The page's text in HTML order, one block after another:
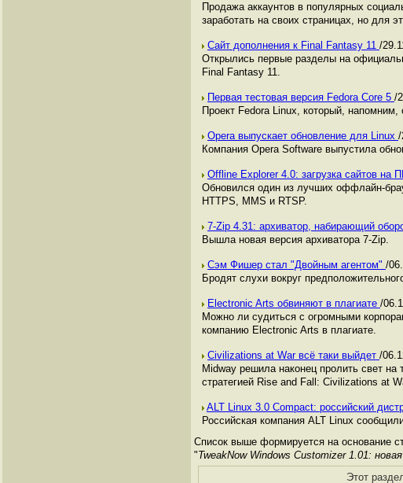
Продажа аккаунтов в популярных
заработать на своих страницах, но для
Сайт дополнения к Final Fantasy 11 /
Открылись первые разделы на
Final Fantasy 11.
Первая тестовая версия Fedora Core 5 /
Проект Fedora Linux, который,
Opera выпускает обновление для Linux /
Компания Opera Software выпустила
Offline Explorer 4.0: загрузка сайтов на
Обновился один из лучших оффлайн-
HTTPS, MMS и RTSP.
7-Zip 4.31: архиватор, набирающий
Вышла новая версия архиватора 7-Zip.
Сэм Фишер стал "Двойным агентом" /
Бродят слухи вокруг
Electronic Arts обвиняют в плагиате /
Можно ли судиться с огромными
компанию Electronic Arts в плагиате.
Civilizations at War всё таки выйдет /
Midway решила наконец пролить свет
стратегией Rise and Fall: Civilizations at
ALT Linux 3.0 Compact: российский
Российская компания ALT Linux
Список выше формируется на основание
"TweakNow Windows Customizer 1.01:
Этот